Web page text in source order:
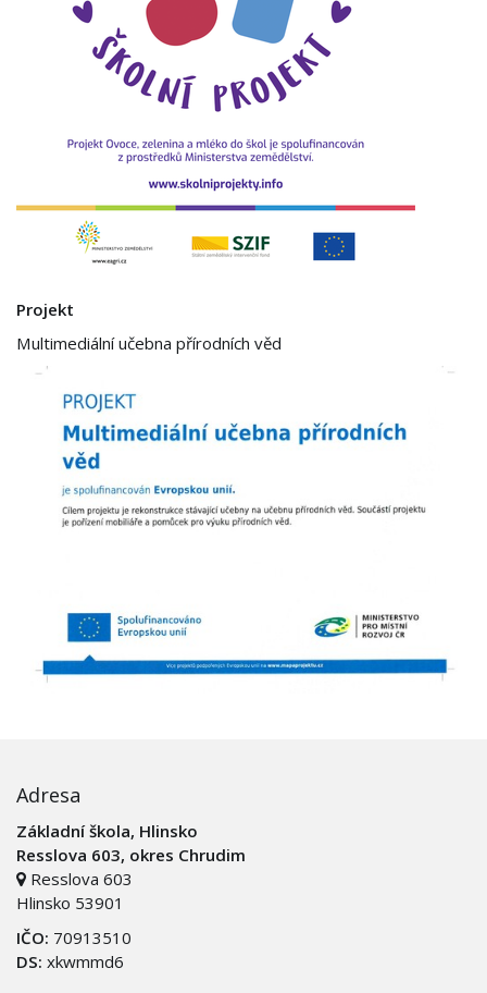
Projekt
Multimediální učebna přírodních věd
Adresa
Základní škola, Hlinsko
Resslova 603, okres Chrudim
Resslova 603
Hlinsko 53901
IČO: 70913510
DS: xkwmmd6